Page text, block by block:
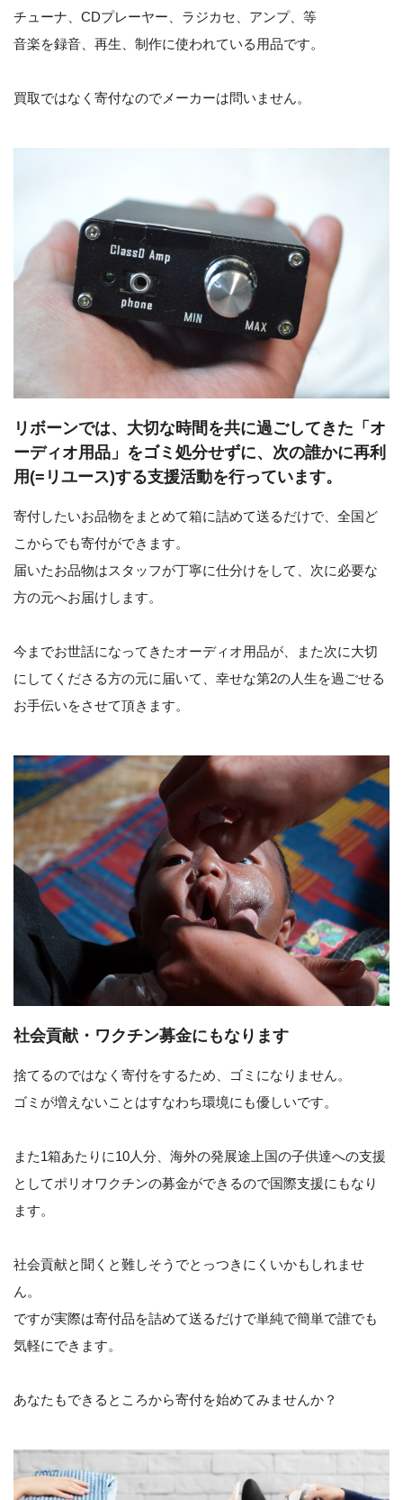
チューナ、CDプレーヤー、ラジカセ、アンプ、等
音楽を録音、再生、制作に使われている用品です。
買取ではなく寄付なのでメーカーは問いません。
リボーンでは、大切な時間を共に過ごしてきた「オ
ーディオ用品」をゴミ処分せずに、次の誰かに再利
用(=リユース)する支援活動を行っています。
寄付したいお品物をまとめて箱に詰めて送るだけで、全国ど
こからでも寄付ができます。
届いたお品物はスタッフが丁寧に仕分けをして、次に必要な
方の元へお届けします。
今までお世話になってきたオーディオ用品が、また次に大切
にしてくださる方の元に届いて、幸せな第2の人生を過ごせる
お手伝いをさせて頂きます。
社会貢献・ワクチン募金にもなります
捨てるのではなく寄付をするため、ゴミになりません。
ゴミが増えないことはすなわち環境にも優しいです。
また1箱あたりに10人分、海外の発展途上国の子供達への支援
としてポリオワクチンの募金ができるので国際支援にもなり
ます。
社会貢献と聞くと難しそうでとっつきにくいかもしれませ
ん。
ですが実際は寄付品を詰めて送るだけで単純で簡単で誰でも
気軽にできます。
あなたもできるところから寄付を始めてみませんか？